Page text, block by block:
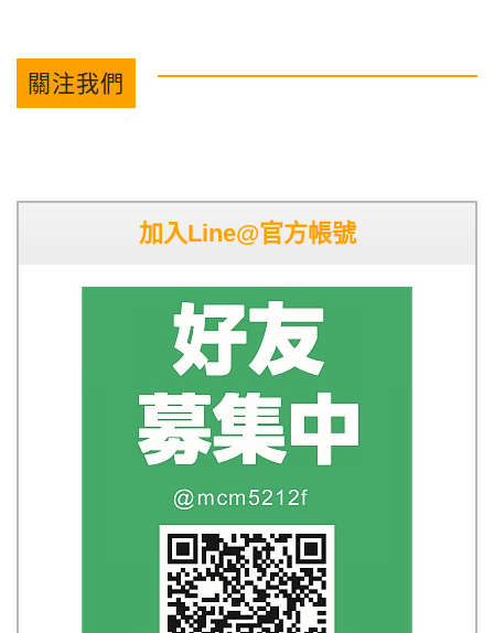
關注我們
加入Line@官方帳號